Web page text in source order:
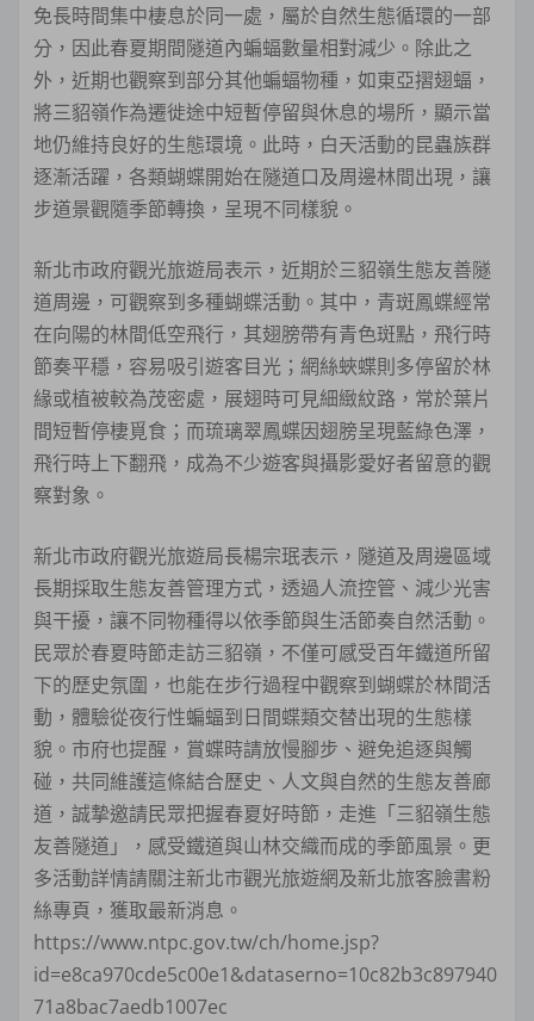
免長時間集中棲息於同一處，屬於自然生態循環的一部
分，因此春夏期間隧道內蝙蝠數量相對減少。除此之
外，近期也觀察到部分其他蝙蝠物種，如東亞摺翅蝠，
將三貂嶺作為遷徙途中短暫停留與休息的場所，顯示當
地仍維持良好的生態環境。此時，白天活動的昆蟲族群
逐漸活躍，各類蝴蝶開始在隧道口及周邊林間出現，讓
步道景觀隨季節轉換，呈現不同樣貌。
新北市政府觀光旅遊局表示，近期於三貂嶺生態友善隧
道周邊，可觀察到多種蝴蝶活動。其中，青斑鳳蝶經常
在向陽的林間低空飛行，其翅膀帶有青色斑點，飛行時
節奏平穩，容易吸引遊客目光；網絲蛺蝶則多停留於林
緣或植被較為茂密處，展翅時可見細緻紋路，常於葉片
間短暫停棲覓食；而琉璃翠鳳蝶因翅膀呈現藍綠色澤，
飛行時上下翻飛，成為不少遊客與攝影愛好者留意的觀
察對象。
新北市政府觀光旅遊局長楊宗珉表示，隧道及周邊區域
長期採取生態友善管理方式，透過人流控管、減少光害
與干擾，讓不同物種得以依季節與生活節奏自然活動。
民眾於春夏時節走訪三貂嶺，不僅可感受百年鐵道所留
下的歷史氛圍，也能在步行過程中觀察到蝴蝶於林間活
動，體驗從夜行性蝙蝠到日間蝶類交替出現的生態樣
貌。市府也提醒，賞蝶時請放慢腳步、避免追逐與觸
碰，共同維護這條結合歷史、人文與自然的生態友善廊
道，誠摯邀請民眾把握春夏好時節，走進「三貂嶺生態
友善隧道」，感受鐵道與山林交織而成的季節風景。更
多活動詳情請關注新北市觀光旅遊網及新北旅客臉書粉
絲專頁，獲取最新消息。
https://www.ntpc.gov.tw/ch/home.jsp?
id=e8ca970cde5c00e1&dataserno=10c82b3c897940
71a8bac7aedb1007ec